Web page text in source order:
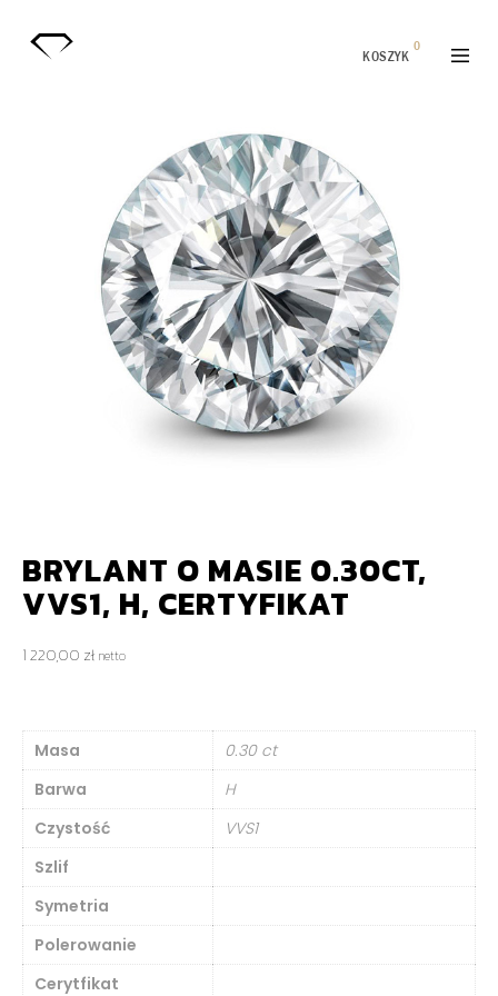
KOSZYK
0
BRYLANT O MASIE 0.30CT,
VVS1, H, CERTYFIKAT
1 220,00 zł netto
Masa
0.30 ct
Barwa
H
Czystość
VVS1
Szlif
Symetria
Polerowanie
Cerytfikat